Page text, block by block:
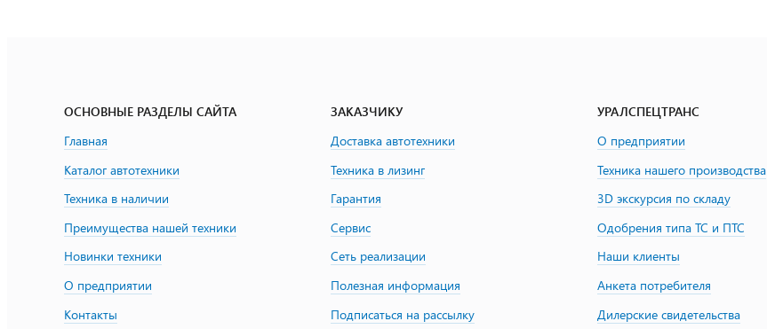
ОСНОВНЫЕ РАЗДЕЛЫ САЙТА
Главная
Каталог автотехники
Техника в наличии
Преимущества нашей техники
Новинки техники
О предприятии
Контакты
ЗАКАЗЧИКУ
Доставка автотехники
Техника в лизинг
Гарантия
Сервис
Сеть реализации
Полезная информация
Подписаться на рассылку
УРАЛСПЕЦТРАНС
О предприятии
Техника нашего производства
3D экскурсия по складу
Одобрения типа ТС и ПТС
Наши клиенты
Анкета потребителя
Дилерские свидетельства